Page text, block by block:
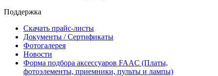
Поддержка
Скачать прайс-листы
Документы / Сертификаты
Фотогалерея
Новости
Форма подбора аксессуаров FAAC (Платы,
фотоэлементы, приемники, пульты и лампы)